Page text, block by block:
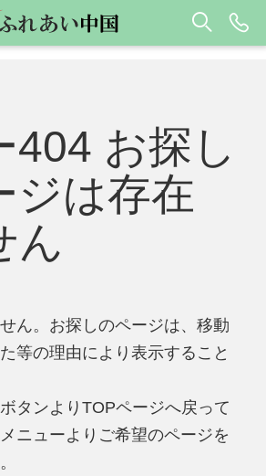
404 お探し
ジは存在
ん
ん。お探しのページは、移動
等の理由により表示すること
タンよりTOPページへ戻って
ニューよりご希望のページを